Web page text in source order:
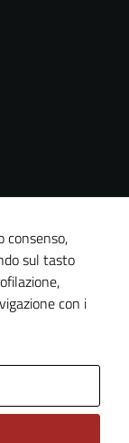
consenso,
sul tasto
con i